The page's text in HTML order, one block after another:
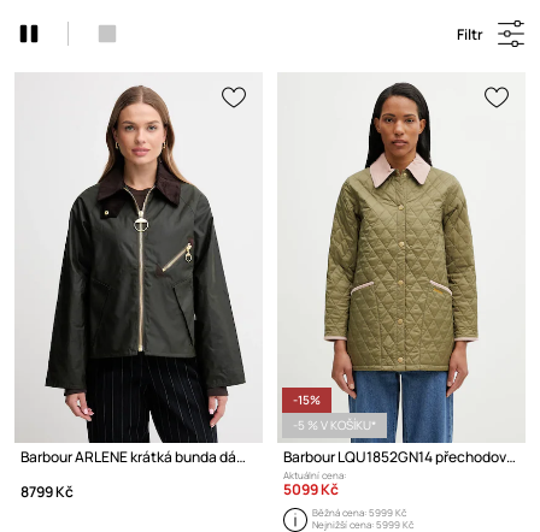
Filtr
Barbour ARLENE krátká bunda dámská bavlněná
8799 Kč
-15%
-5 % V KOŠÍKU*
Barbour LQU1852GN14 přechodová bunda dámská
Aktuální cena:
5099 Kč
Běžná cena:5999 Kč
Nejnižší cena:5999 Kč